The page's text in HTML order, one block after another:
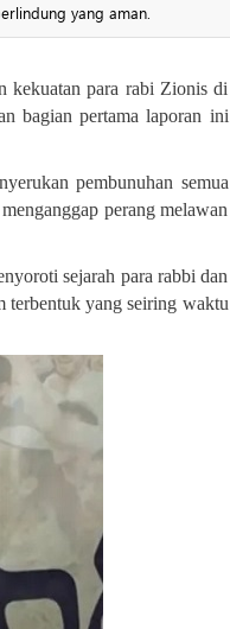
yang aman.
kekuatan para rabi Zionis di
bagian pertama laporan ini
pembunuhan semua
perang melawan
sejarah para rabbi dan
terbentuk yang seiring waktu